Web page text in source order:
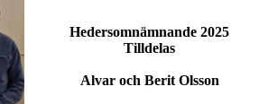
Hedersomnämnande 2025
Tilldelas
Alvar och Berit Olsson